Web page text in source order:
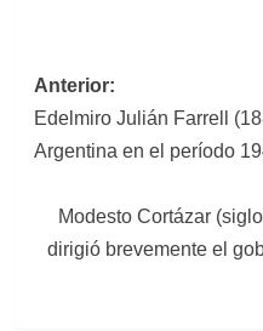
Navegación
de
entradas
Anterior:
Edelmiro Julián Farrell
Argentina en el período
Modesto Cortázar
dirigió brevemente el